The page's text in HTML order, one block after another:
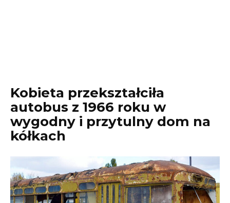
Kobieta przekształciła
autobus z 1966 roku w
wygodny i przytulny dom na
kółkach